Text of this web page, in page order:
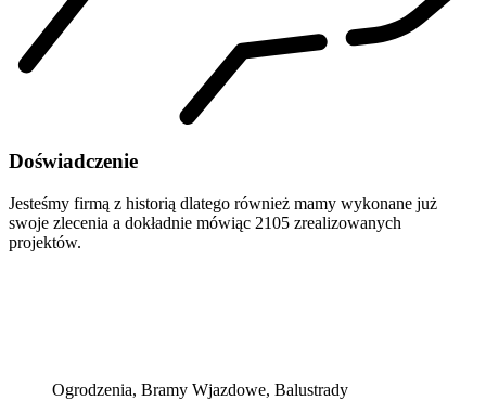
Doświadczenie
Jesteśmy firmą z historią dlatego również mamy wykonane już
swoje zlecenia a dokładnie mówiąc 2105 zrealizowanych
projektów.
Ogrodzenia, Bramy Wjazdowe, Balustrady